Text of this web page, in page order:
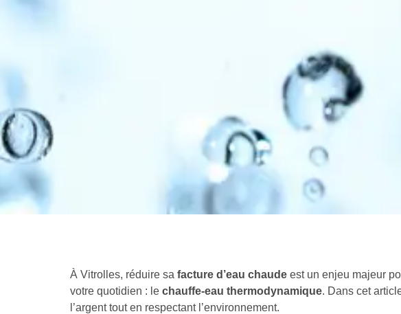
À Vitrolles, réduire sa facture d’eau chaude est un enjeu majeur
votre quotidien : le chauffe-eau thermodynamique. Dans cet
l’argent tout en respectant l’environnement.